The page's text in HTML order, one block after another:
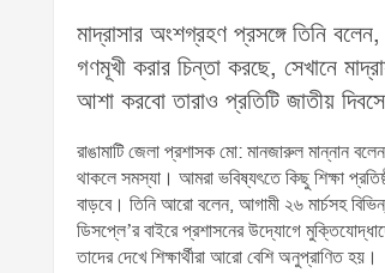
মাদ্রাসার অংশগ্রহণ প্রসঙ্গে তিনি
গণমূখী করার চিন্তা করছে, সেখানে
আশা করবো তারাও প্রতিটি জাতীয়
রাঙামাটি জেলা প্রশাসক মো: মানজারুল মান্নান
থাকলে সমস্যা। আমরা ভবিষ্যৎতে কিছু শিক্ষা
বাড়বে। তিনি আরো বলেন, আগামী ২৬ মার্চসহ
ডিসপ্লে’র বাইরে প্রশাসনের উদ্যোগে
তাদের দেখে শিক্ষার্থীরা আরো বেশি অনুপ্রাণিত হয়।